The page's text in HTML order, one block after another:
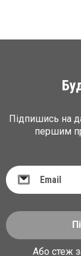
Підпишись на
першим
Або стеж